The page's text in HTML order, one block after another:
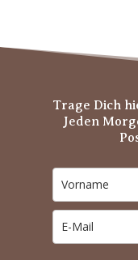
Trage Dich
Jeden